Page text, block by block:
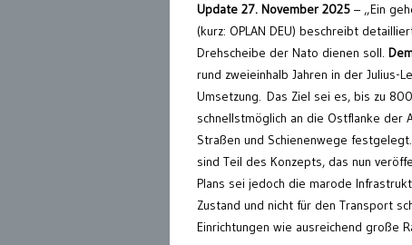
Update 27. November 2025 – „Ein
(kurz: OPLAN DEU) beschreibt
Drehscheibe der Nato dienen soll.
rund zweieinhalb Jahren in der
Umsetzung. Das Ziel sei es, bis zu
schnellstmöglich an die Ostflanke der
Straßen und Schienenwege
sind Teil des Konzepts, das nun
Plans sei jedoch die marode
Zustand und nicht für den Transport
Einrichtungen wie ausreichend große